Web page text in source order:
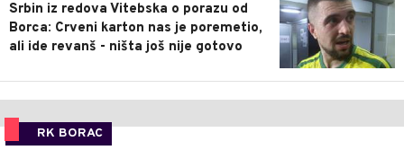
Srbin iz redova Vitebska o porazu od
Borca: Crveni karton nas je poremetio,
ali ide revanš - ništa još nije gotovo
RK BORAC